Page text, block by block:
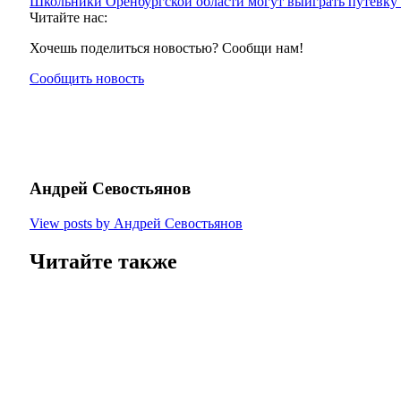
Читайте нас:
Хочешь поделиться новостью? Сообщи нам!
Сообщить новость
Андрей Севостьянов
View posts by Андрей Севостьянов
Читайте также